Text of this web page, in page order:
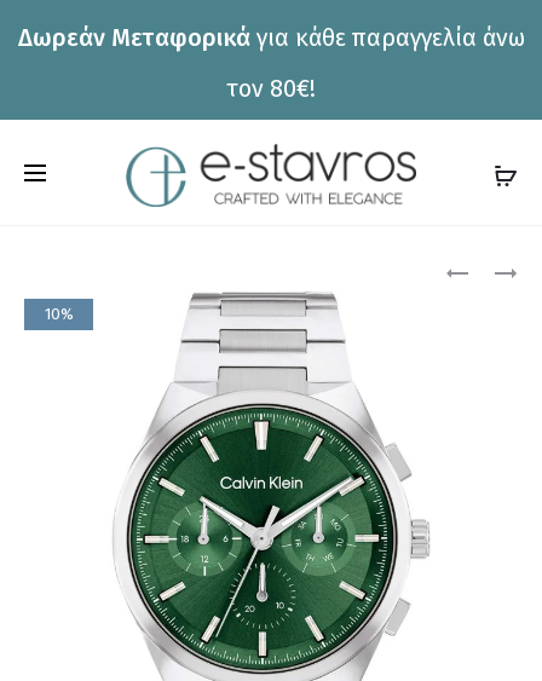
Δωρεάν Μεταφορικάγια κάθε παραγγελία άνω
τον 80€!
10%